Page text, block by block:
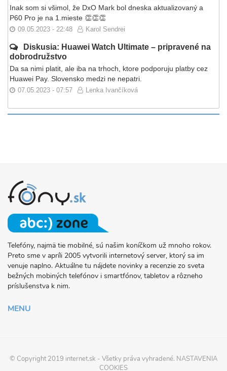
Inak som si všimol, že DxO Mark bol dneska aktualizovaný a
P60 Pro je na 1.mieste 👏👏👏
09.05.2023 - 22:48 Karol Sendrei
Diskusia: Huawei Watch Ultimate – pripravené na
dobrodružstvo
Da sa nimi platit, ale iba na trhoch, ktore podporuju platby cez
Huawei Pay. Slovensko medzi ne nepatri.
07.05.2023 - 07:57 Lenka Ivančíková
O
PROJEKTE
FONY.SK
Telefóny, najmä tie mobilné, sú našim koníčkom už mnoho rokov.
Preto sme v apríli 2005 vytvorili internetový server, ktorý sa im
venuje naplno. Aktuálne tu nájdete novinky a recenzie zo sveta
bežných mobiných telefónov i smartfónov, tabletov a rôzneho
príslušenstva k nim.
MENU
© Copyright 2019 internet.sk - Všetky práva vyhradené. NASTAVENIA
COOKIES